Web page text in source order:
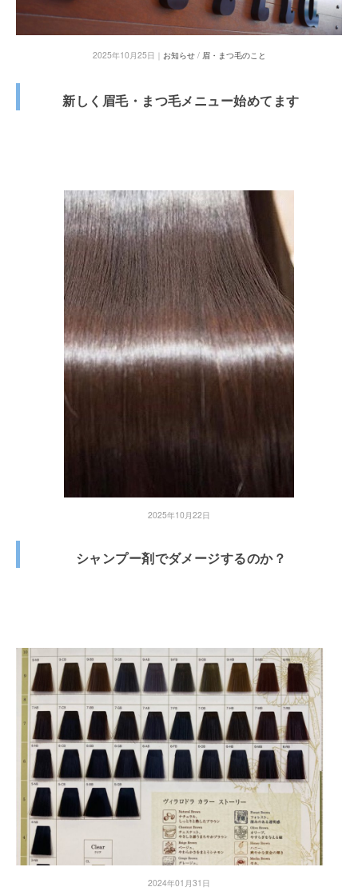
2025年10月25日｜ お知らせ/ 眉・まつ毛のこと
新しく眉毛・まつ毛メニュー始めてます
2025年10月22日
シャンプー剤でダメージするのか？
2024年01月31日